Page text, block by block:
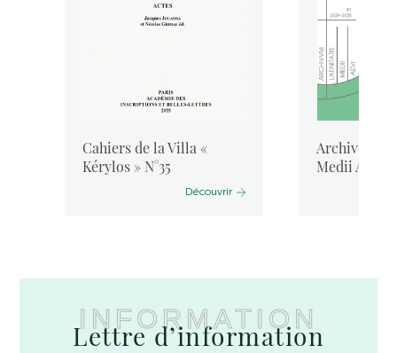
Cahiers de la Villa «
Kérylos » N°35
Découvrir
Archivum
Medii Aevi,
INFORMATION
Lettre d’information